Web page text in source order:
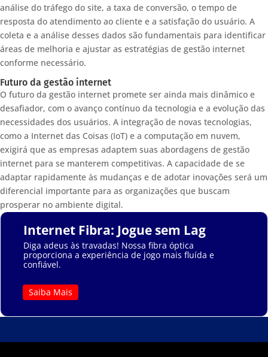
análise do tráfego do site, a taxa de conversão, o tempo de
resposta do atendimento ao cliente e a satisfação do usuário. A
coleta e a análise desses dados são fundamentais para identificar
áreas de melhoria e ajustar as estratégias de gestão internet
conforme necessário.
Futuro da gestão internet
O futuro da gestão internet promete ser ainda mais dinâmico e
desafiador, com o avanço contínuo da tecnologia e a evolução das
necessidades dos usuários. A integração de novas tecnologias,
como a Internet das Coisas (IoT) e a computação em nuvem,
exigirá que as empresas adaptem suas abordagens de gestão
internet para se manterem competitivas. A capacidade de se
adaptar rapidamente às mudanças e de adotar inovações será um
diferencial importante para as organizações que buscam
prosperar no ambiente digital.
Internet Fibra: Jogue sem Lag
Diga adeus às travadas! Nossa fibra óptica
proporciona a experiência de jogo mais fluída e
confiável.
Saiba Mais